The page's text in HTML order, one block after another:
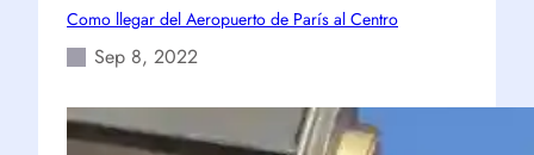
Como llegar del Aeropuerto de París al Centro
Sep 8, 2022